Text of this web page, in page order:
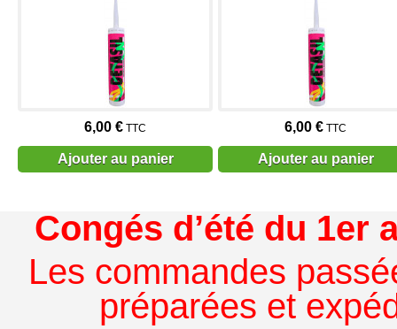
6,00 € TTC
Ajouter au panier
6,00 € TTC
Ajouter au panier
Congés d’été du 1er
Les commandes
préparées et